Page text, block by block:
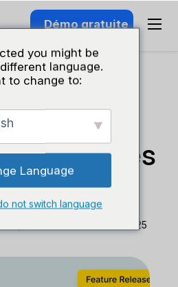
Démo gratuite
sur les
:
messages
MISE À JOUR 2 AVRIL 2025
you might be
language.
to change to:
Language
not switch language